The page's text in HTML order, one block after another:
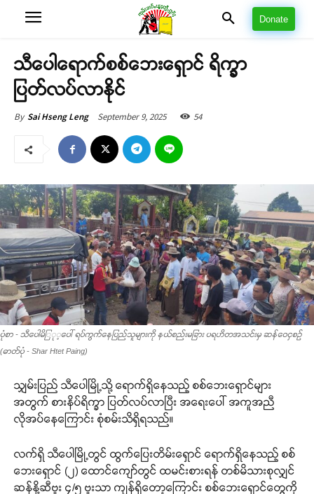
Donate
သီပေါရောက်စစ်ဘေးရှောင် ရိက္ခာ
ပြတ်လပ်လာနိုင်
By Sai Hseng Leng September 9, 2025 54
ပုံစာ - သီပေါမိြု့ပေါ် ရပ်ကွက်နေပြည်သူများကို နယ်စည်းမခြား ပရဟိတအသင်းမှ ဆန်ဝေငှစဉ်
(ဓာတ်ပုံ - Shar Htet Paing)
သျှမ်းပြည် သီပေါမြို့သို့ ရောက်ရှိနေသည့် စစ်ဘေးရှောင်များ
အတွက် စားနိပ်ရိက္ခာ ပြတ်လပ်လာပြီး အရေးပေါ် အကူအညီ
လိုအပ်နေကြောင်း စုံစမ်းသိရှိရသည်။
လက်ရှိ သီပေါမြို့တွင် ထွက်ပြေးတိမ်းရှောင် ရောက်ရှိနေသည့် စစ်
ဘေးရှောင် (၂) ထောင်ကျော်တွင် ထမင်းစားရန် တစ်မိသားစုလျှင်
ဆန်နို့ဆီဗူး ၄/၅ ဗူးသာ ကျန်ရှိတော့ကြောင်း စစ်ဘေးရှောင်တွေကို